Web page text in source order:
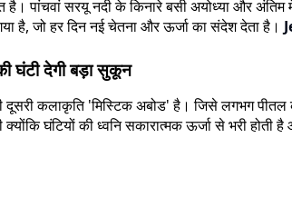
है। पांचवां सरयू नदी के किनारे बसी अयोध्या और
है, जो हर दिन नई चेतना और ऊर्जा का संदेश देता है।
घंटी देगी बड़ा सुकून
दूसरी कलाकृति 'मिस्टिक अबोड' है। जिसे लगभग
घंटियों की ध्वनि सकारात्मक ऊर्जा से भरी